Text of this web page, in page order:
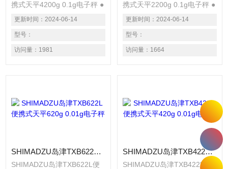
携式天平4200g 0.1g电子秤 ●
操作简单的键盘设计 的菜单
操作键从用键中独立出来。使
用十字键充分感受菜单操作的
直感和便利。 ● 测定的Z佳设
备，灵敏度的迅速设置 在测
态。
更新时间： 2024-06-14
型号：
访问量： 1981
携式天平2200g 0.1g电子秤 ●
操作简单的键盘设计 的菜单
操作键从用键中独立出来。使
用十字键充分感受菜单操作的
直感和便利。 ● 测定的Z佳设
备，灵敏度的迅速设置 在测
态。
更新时间： 2024-06-14
型号：
访问量： 1664
SHIMADZU岛津TXB622L便携式天平620g 0.01g电子秤
SHIMADZU岛津TXB622L便
SHIMADZU岛津TXB422L便携式天平420g 0.01g电子秤
SHIMADZU岛津TXB422L便